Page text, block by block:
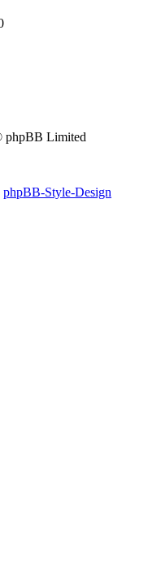
phpBB Limited
phpBB-Style-Design